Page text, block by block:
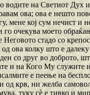
водите на Светиот Дух
ова; ова е нешто
мене кој сум нечист и
го очекува моето
Неговото стадо со
ова колку што е далеку
со друг во доброто,
и на Кого Му служите
е пеење на
од крв, ни желба
туку сѐ е тивко и